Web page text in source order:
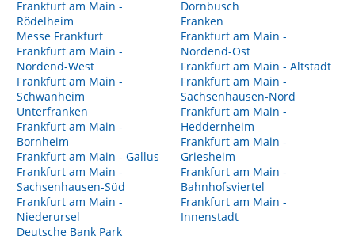
Frankfurt am Main -
Rödelheim
Messe Frankfurt
Frankfurt am Main -
Nordend-West
Frankfurt am Main -
Schwanheim
Unterfranken
Frankfurt am Main -
Bornheim
Frankfurt am Main - Gallus
Frankfurt am Main -
Sachsenhausen-Süd
Frankfurt am Main -
Niederursel
Deutsche Bank Park
Dornbusch
Franken
Frankfurt am Main -
Nordend-Ost
Frankfurt am Main - Altstadt
Frankfurt am Main -
Sachsenhausen-Nord
Frankfurt am Main -
Heddernheim
Frankfurt am Main -
Griesheim
Frankfurt am Main -
Bahnhofsviertel
Frankfurt am Main -
Innenstadt